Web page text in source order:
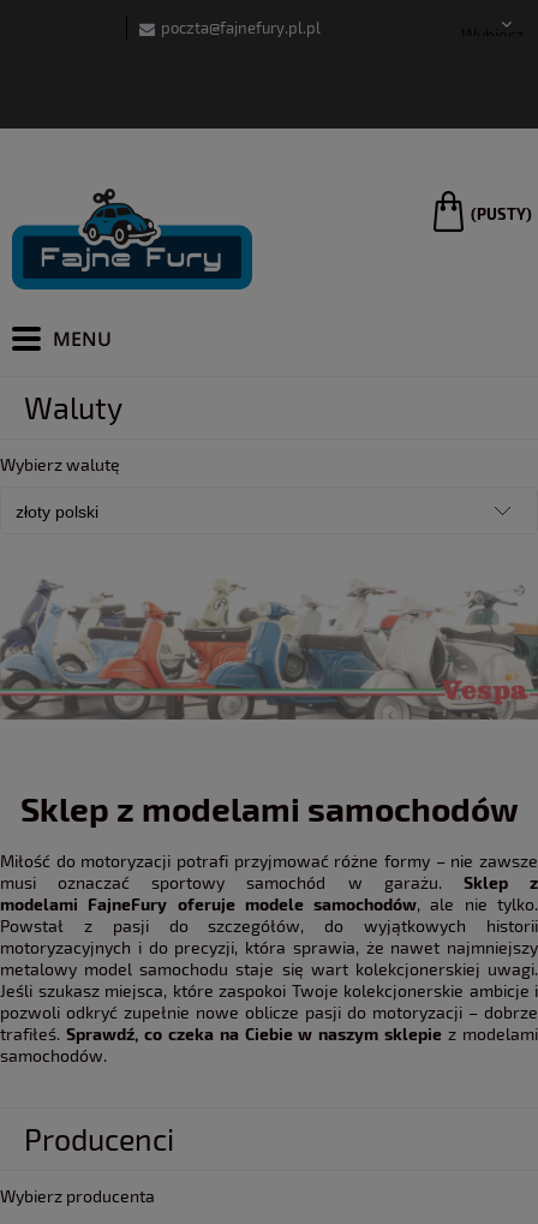
Wybierz
poczta@fajnefury.pl.pl
(PUSTY)
Waluty
Wybierz walutę
Sklep z modelami samochodów
Miłość do motoryzacji potrafi przyjmować różne formy – nie zawsze
musi oznaczać sportowy samochód w garażu. Sklep z
modelami FajneFury oferuje modele samochodów, ale nie tylko.
Powstał z pasji do szczegółów, do wyjątkowych historii
motoryzacyjnych i do precyzji, która sprawia, że nawet najmniejszy
metalowy model samochodu staje się wart kolekcjonerskiej uwagi.
Jeśli szukasz miejsca, które zaspokoi Twoje kolekcjonerskie ambicje i
pozwoli odkryć zupełnie nowe oblicze pasji do motoryzacji – dobrze
trafiłeś. Sprawdź, co czeka na Ciebie w naszym sklepie z modelami
samochodów.
Producenci
Wybierz producenta